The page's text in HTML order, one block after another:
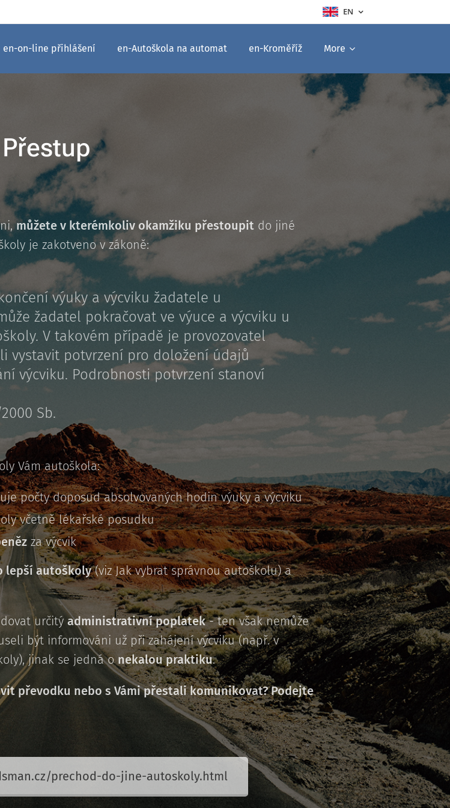
EN
en-on-line přihlášení en-Autoškola na automat en-Kroměříž More
Přestup
můžete v kterémkoliv okamžiku přestoupitdo jiné
je zakotveno v zákoně:
výuky a výcviku žadatele u
žadatel pokračovat ve výuce a výcviku u
V takovém případě je provozovatel
vystavit potvrzení pro doložení údajů
výcviku. Podrobnosti potvrzení stanoví
Sb.
Vám autoškola:
počty doposud absolvovaných hodin výuky a výcviku
včetně lékařské posudku
za výcvik
lepší autoškoly(viz Jak vybrat správnou autoškolu) a
určitý administrativní poplatek- ten však nemůže
být informováni už při zahájení výcviku (např. v
jinak se jedná onekalou praktiku.
převodku nebo s Vámi přestali komunikovat? Podejte
prechod-do-jine-autoskoly.html